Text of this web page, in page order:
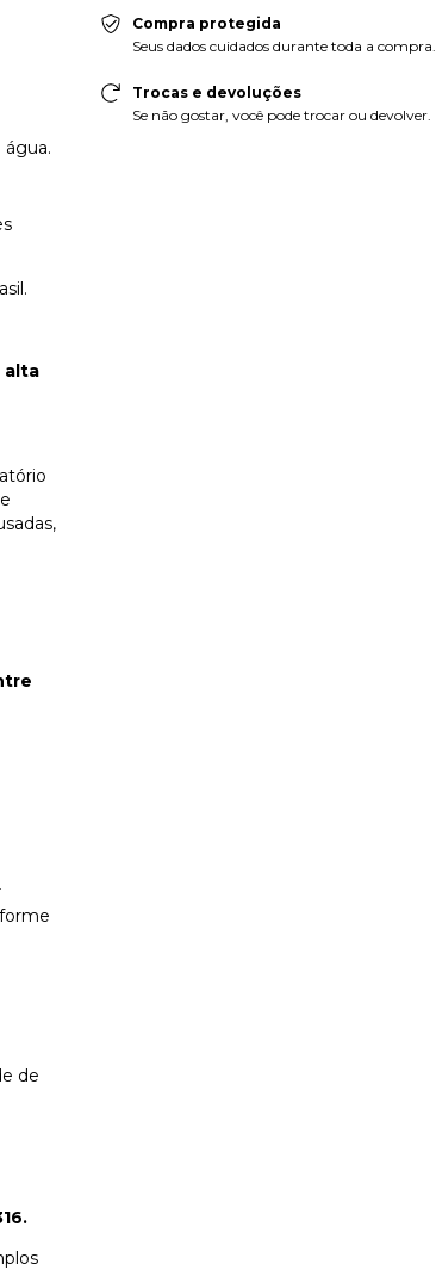
alta
de
Compra protegida
Seus dados cuidados durante toda a compra.
Trocas e devoluções
Se não gostar, você pode trocar ou devolver.